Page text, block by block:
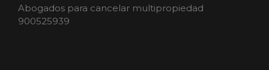
Abogados para cancelar multipropiedad
900525939